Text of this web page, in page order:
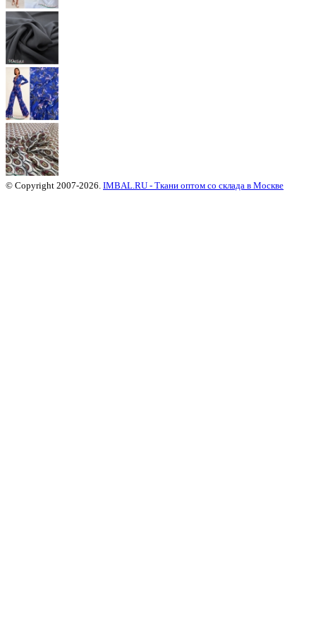
© Copyright 2007-2026. IMBAL.RU - Ткани оптом со склада в Москве